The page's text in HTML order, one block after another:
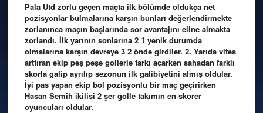
Pala Utd zorlu geçen maçta ilk bölümde oldukça net
pozisyonlar bulmalarına karşın bunları değerlendirmekte
zorlanınca maçın başlarında sor avantajını eline almakta
zorlandı. İlk yarının sonlarına 2 1 yenik durumda
olmalarına karşın devreye 3 2 önde girdiler. 2. Yarıda vites
arttıran ekip peş peşe gollerle farkı açarken sahadan farklı
skorla galip ayrılıp sezonun ilk galibiyetini almış oldular.
İyi pas yapan ekip bol pozisyonlu bir maç geçirirken
Hasan Semih ikilisi 2 şer golle takımın en skorer
oyuncuları oldular.